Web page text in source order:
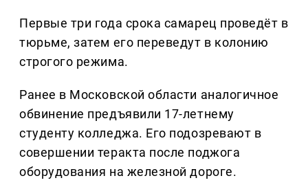
Первые три года срока самарец проведёт в
тюрьме, затем его переведут в колонию
строгого режима.
Ранее в Московской области аналогичное
обвинение предъявили 17-летнему
студенту колледжа. Его подозревают в
совершении теракта после поджога
оборудования на железной дороге.